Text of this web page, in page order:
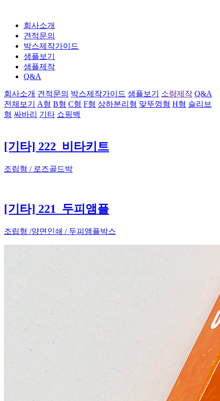
회사소개
견적문의
박스제작가이드
샘플보기
샘플제작
Q&A
회사소개 견적문의 박스제작가이드 샘플보기 소량제작 Q&A
전체보기
A형 B형 C형 F형 상하분리형 맞뚜껑형 H형 슬리브
형 싸바리 기타 쇼핑백
[기타] 222_비타키트
조립형 / 로즈골드박
[기타] 221_두피앰플
조립형 /양면인쇄 / 두피앰플박스